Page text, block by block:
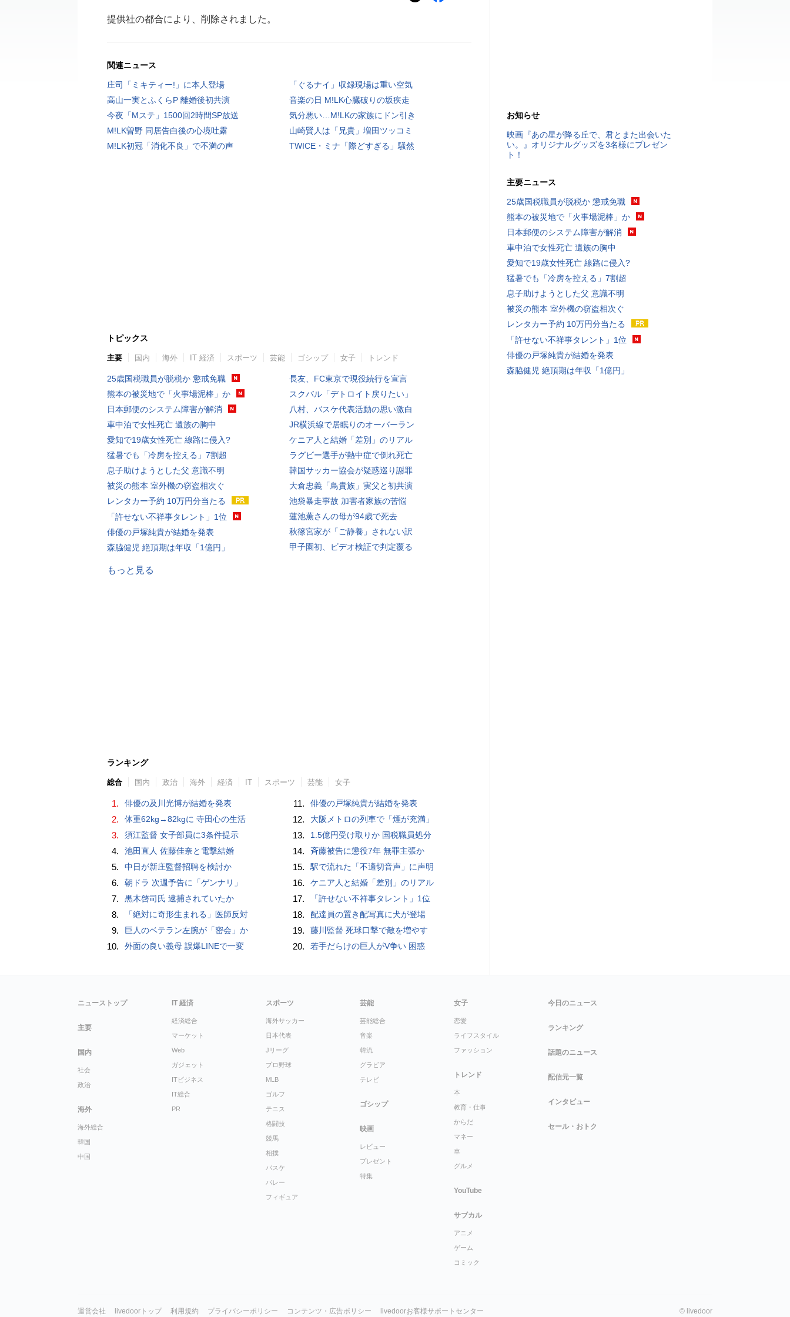
提供社の都合により、削除されました。
関連ニュース
庄司「ミキティー!」に本人登場
「ぐるナイ」収録現場は重い空気
高山一実とふくらP 離婚後初共演
音楽の日 M!LK心臓破りの坂疾走
今夜「Mステ」1500回2時間SP放送
気分悪い…M!LKの家族にドン引き
M!LK曽野 同居告白後の心境吐露
山崎賢人は「兄貴」増田ツッコミ
M!LK初冠「消化不良」で不満の声
TWICE・ミナ「際どすぎる」騒然
トピックス
主要 国内 海外 IT 経済 スポーツ 芸能 ゴシップ 女子 トレンド
25歳国税職員が脱税か 懲戒免職
熊本の被災地で「火事場泥棒」か
日本郵便のシステム障害が解消
車中泊で女性死亡 遺族の胸中
愛知で19歳女性死亡 線路に侵入?
猛暑でも「冷房を控える」7割超
息子助けようとした父 意識不明
被災の熊本 室外機の窃盗相次ぐ
レンタカー予約 10万円分当たる
「許せない不祥事タレント」1位
俳優の戸塚純貴が結婚を発表
森脇健児 絶頂期は年収「1億円」
長友、FC東京で現役続行を宣言
スクバル「デトロイト戻りたい」
八村、バスケ代表活動の思い激白
JR横浜線で居眠りのオーバーラン
ケニア人と結婚「差別」のリアル
ラグビー選手が熱中症で倒れ死亡
韓国サッカー協会が疑惑巡り謝罪
大倉忠義「鳥貴族」実父と初共演
池袋暴走事故 加害者家族の苦悩
蓮池薫さんの母が94歳で死去
秋篠宮家が「ご静養」されない訳
甲子園初、ビデオ検証で判定覆る
もっと見る
ランキング
総合 国内 政治 海外 経済 IT スポーツ 芸能 女子
1. 俳優の及川光博が結婚を発表
2. 体重62kg→82kgに 寺田心の生活
3. 須江監督 女子部員に3条件提示
4. 池田直人 佐藤佳奈と電撃結婚
5. 中日が新庄監督招聘を検討か
6. 朝ドラ 次週予告に「ゲンナリ」
7. 黒木啓司氏 逮捕されていたか
8. 「絶対に奇形生まれる」医師反対
9. 巨人のベテラン左腕が「密会」か
10. 外面の良い義母 誤爆LINEで一変
11. 俳優の戸塚純貴が結婚を発表
12. 大阪メトロの列車で「煙が充満」
13. 1.5億円受け取りか 国税職員処分
14. 斉藤被告に懲役7年 無罪主張か
15. 駅で流れた「不適切音声」に声明
16. ケニア人と結婚「差別」のリアル
17. 「許せない不祥事タレント」1位
18. 配達員の置き配写真に犬が登場
19. 藤川監督 死球口撃で敵を増やす
20. 若手だらけの巨人がV争い 困惑
お知らせ
映画『あの星が降る丘で、君とまた出会いた
い。』オリジナルグッズを3名様にプレゼン
ト！
主要ニュース
25歳国税職員が脱税か 懲戒免職
熊本の被災地で「火事場泥棒」か
日本郵便のシステム障害が解消
車中泊で女性死亡 遺族の胸中
愛知で19歳女性死亡 線路に侵入?
猛暑でも「冷房を控える」7割超
息子助けようとした父 意識不明
被災の熊本 室外機の窃盗相次ぐ
レンタカー予約 10万円分当たる
「許せない不祥事タレント」1位
俳優の戸塚純貴が結婚を発表
森脇健児 絶頂期は年収「1億円」
ニューストップ
主要
国内
社会
政治
海外
海外総合
韓国
中国
IT 経済
経済総合
マーケット
Web
ガジェット
ITビジネス
IT総合
PR
スポーツ
海外サッカー
日本代表
Jリーグ
プロ野球
MLB
ゴルフ
テニス
格闘技
競馬
相撲
バスケ
バレー
フィギュア
芸能
芸能総合
音楽
韓流
グラビア
テレビ
ゴシップ
映画
レビュー
プレゼント
特集
女子
恋愛
ライフスタイル
ファッション
トレンド
本
教育・仕事
からだ
マネー
車
グルメ
YouTube
サブカル
アニメ
ゲーム
コミック
今日のニュース
ランキング
話題のニュース
配信元一覧
インタビュー
セール・おトク
運営会社 livedoorトップ 利用規約 プライバシーポリシー コンテンツ・広告ポリシー livedoorお客様サポートセンター © livedoor